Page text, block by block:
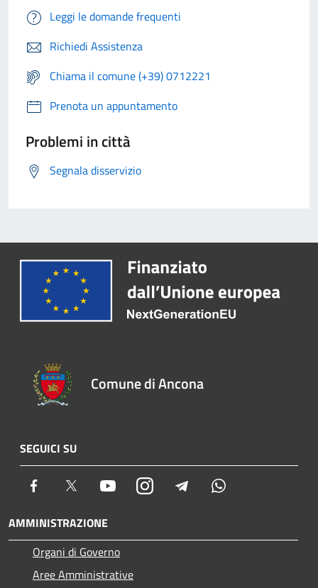
Leggi le domande frequenti
Richiedi Assistenza
Chiama il comune (+39) 0712221
Prenota un appuntamento
Problemi in città
Segnala disservizio
Comune di Ancona
SEGUICI SU
Facebook Twitter YoutubeInstagram Telegram
AMMINISTRAZIONE
Organi di Governo
Aree Amministrative